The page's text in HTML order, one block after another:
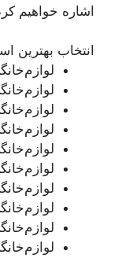
اشاره خواهیم
انتخاب بهترین